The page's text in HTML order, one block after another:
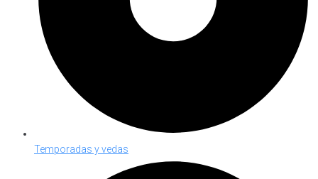
Temporadas y vedas